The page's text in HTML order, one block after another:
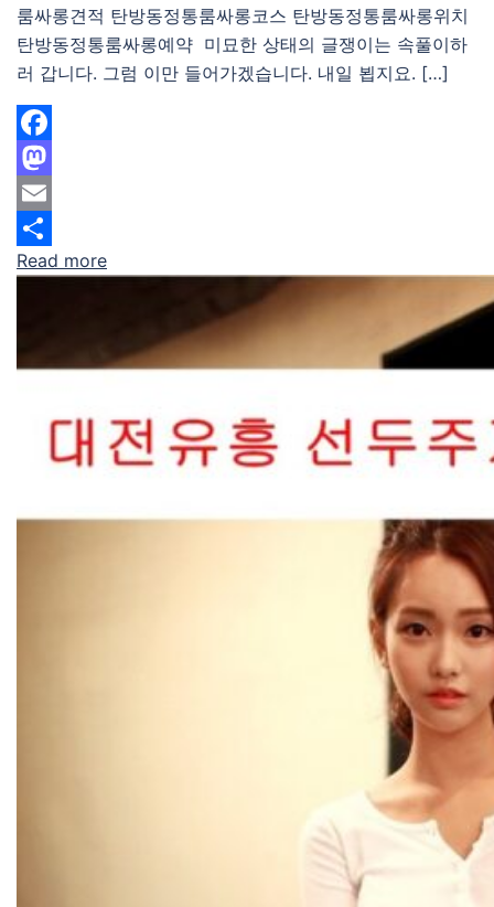
룸싸롱견적 탄방동정통룸싸롱코스 탄방동정통룸싸롱위치
탄방동정통룸싸롱예약 미묘한 상태의 글쟁이는 속풀이하
러 갑니다. 그럼 이만 들어가겠습니다. 내일 뵙지요. […]
Facebook
Mastodon
Email
Share
Read more